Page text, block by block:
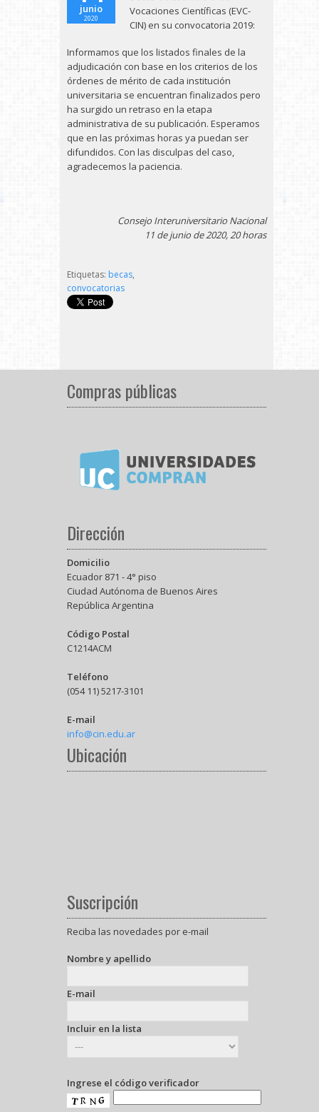
junio
2020
Vocaciones Científicas (EVC-
CIN) en su convocatoria 2019:
Informamos que los listados finales de la
adjudicación con base en los criterios de los
órdenes de mérito de cada institución
universitaria se encuentran finalizados pero
ha surgido un retraso en la etapa
administrativa de su publicación. Esperamos
que en las próximas horas ya puedan ser
difundidos. Con las disculpas del caso,
agradecemos la paciencia.
Consejo Interuniversitario Nacional
11 de junio de 2020, 20 horas
Etiquetas: becas,
convocatorias
Compras públicas
Dirección
Domicilio
Ecuador 871 - 4° piso
Ciudad Autónoma de Buenos Aires
República Argentina
Código Postal
C1214ACM
Teléfono
(054 11) 5217-3101
E-mail
info@cin.edu.ar
Ubicación
Suscripción
Reciba las novedades por e-mail
Nombre y apellido
E-mail
Incluir en la lista
Ingrese el código verificador